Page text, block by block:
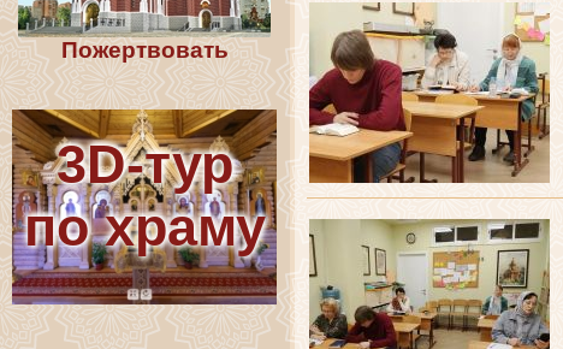
Пожертвовать
3D-тур
по храму